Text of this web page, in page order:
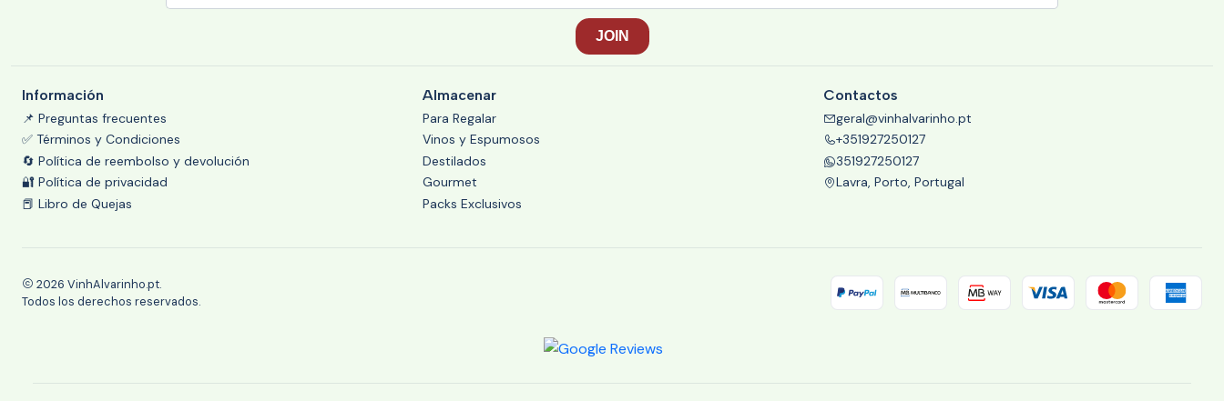
Información
📌 Preguntas frecuentes
✅ Términos y Condiciones
🔄 Política de reembolso y devolución
🔐 Política de privacidad
📕 Libro de Quejas
Almacenar
Para Regalar
Vinos y Espumosos
Destilados
Gourmet
Packs Exclusivos
Contactos
geral@vinhalvarinho.pt
+351927250127
351927250127
Lavra, Porto, Portugal
2026 VinhAlvarinho.pt.
Todos los derechos reservados.